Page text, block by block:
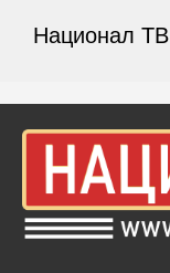
Национал ТВ